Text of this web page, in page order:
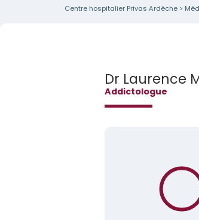
Centre hospitalier Privas Ardèche>
Dr Laurence
Addictologue